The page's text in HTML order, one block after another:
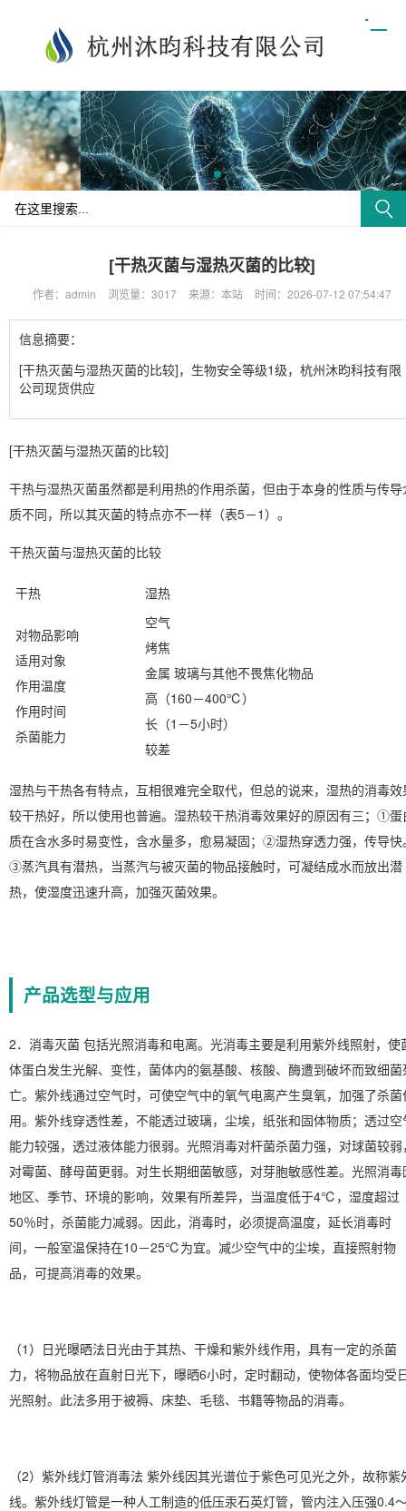
[干热灭菌与湿热灭菌的比较]
作者：admin 浏览量：3017 来源：本站 时间：2026-07-12 07:54:47
信息摘要：
[干热灭菌与湿热灭菌的比较]，生物安全等级1级，杭州沐昀科技有限
公司现货供应
[干热灭菌与湿热灭菌的比较]
干热与湿热灭菌虽然都是利用热的作用杀菌，但由于本身的性质与传导
质不同，所以其灭菌的特点亦不一样（表5－1）。
干热灭菌与湿热灭菌的比较
干热 湿热
对物品影响
适用对象
作用温度
作用时间
杀菌能力
空气
烤焦
金属 玻璃与其他不畏焦化物品
高（160－400℃）
长（1－5小时）
较差
湿热与干热各有特点，互相很难完全取代，但总的说来，湿热的消毒效
较干热好，所以使用也普遍。湿热较干热消毒效果好的原因有三；①蛋
质在含水多时易变性，含水量多，愈易凝固；②湿热穿透力强，传导快
③蒸汽具有潜热，当蒸汽与被灭菌的物品接触时，可凝结成水而放出潜
热，使湿度迅速升高，加强灭菌效果。
产品选型与应用
2．消毒灭菌 包括光照消毒和电离。光消毒主要是利用紫外线照射，使
体蛋白发生光解、变性，菌体内的氨基酸、核酸、酶遭到破坏而致细菌
亡。紫外线通过空气时，可使空气中的氧气电离产生臭氧，加强了杀菌
用。紫外线穿透性差，不能透过玻璃，尘埃，纸张和固体物质；透过空
能力较强，透过液体能力很弱。光照消毒对杆菌杀菌力强，对球菌较弱
对霉菌、酵母菌更弱。对生长期细菌敏感，对芽胞敏感性差。光照消毒
地区、季节、环境的影响，效果有所差异，当温度低于4℃，湿度超过
50％时，杀菌能力减弱。因此，消毒时，必须提高温度，延长消毒时
间，一般室温保持在10－25℃为宜。减少空气中的尘埃，直接照射物
品，可提高消毒的效果。
（1）日光曝晒法日光由于其热、干燥和紫外线作用，具有一定的杀菌
力，将物品放在直射日光下，曝晒6小时，定时翻动，使物体各面均受
光照射。此法多用于被褥、床垫、毛毯、书籍等物品的消毒。
（2）紫外线灯管消毒法 紫外线因其光谱位于紫色可见光之外，故称紫
线。紫外线灯管是一种人工制造的低压汞石英灯管，管内注入压强0.4